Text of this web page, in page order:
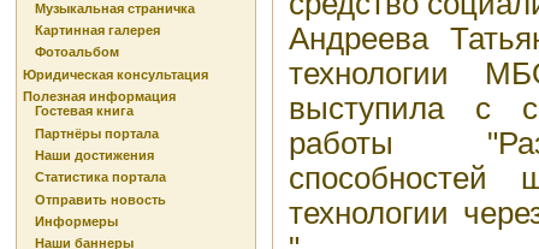
Музыкальная страничка
Картинная галерея
Фотоальбом
Юридическая консультация
Полезная информация
Гостевая книга
Партнёры портала
Наши достижения
Статистика портала
Отправить новость
Информеры
Наши баннеры
Андреева
выступила с
работы
способностей
технологии